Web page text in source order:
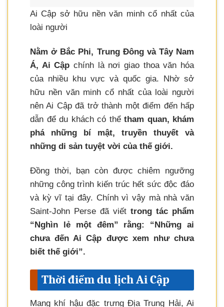
Ai Cập sở hữu nền văn minh cổ nhất của
loài người
Nằm ở Bắc Phi, Trung Đông và Tây Nam
Á, Ai Cập chính là nơi giao thoa văn hóa
của nhiều khu vực và quốc gia. Nhờ sở
hữu nền văn minh cổ nhất của loài người
nên Ai Cập đã trở thành một điểm đến hấp
dẫn để du khách có thể tham quan, khám
phá những bí mật, truyền thuyết và
những di sản tuyệt vời của thế giới.
Đồng thời, bạn còn được chiêm ngưỡng
những công trình kiến trúc hết sức độc đáo
và kỳ vĩ tại đây. Chính vì vậy mà nhà văn
Saint-John Perse đã viết trong tác phẩm
“Nghìn lẻ một đêm” rằng: “Những ai
chưa đến Ai Cập được xem như chưa
biết thế giới”.
Thời điểm du lịch Ai Cập
Mang khí hậu đặc trưng Địa Trung Hải, Ai